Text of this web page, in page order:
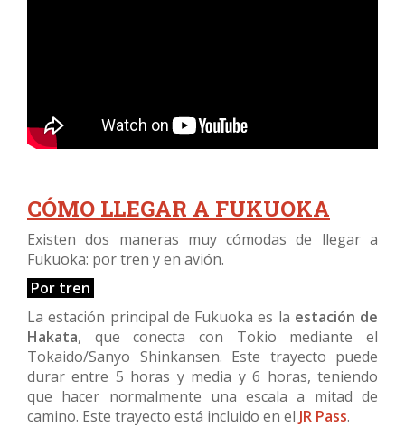
CÓMO LLEGAR A FUKUOKA
Existen dos maneras muy cómodas de llegar a
Fukuoka: por tren y en avión.
Por tren
La estación principal de Fukuoka es la estación de
Hakata, que conecta con Tokio mediante el
Tokaido/Sanyo Shinkansen. Este trayecto puede
durar entre 5 horas y media y 6 horas, teniendo
que hacer normalmente una escala a mitad de
camino. Este trayecto está incluido en el JR Pass.